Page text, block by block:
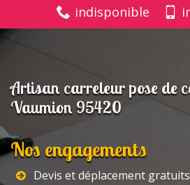
indisponible
Artisan carreleur pose de
Vaumion 95420
Nos engagements
Devis et déplacement gratuits